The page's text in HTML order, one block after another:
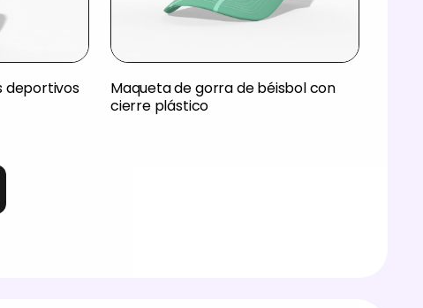
deportivos
Maqueta de gorra de béisbol con
cierre plástico